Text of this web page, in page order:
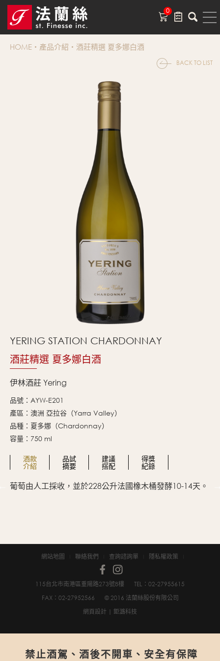
0
HOME 產品介紹 酒莊精選 夏多娜白酒
BACK TO LIST
YERING STATION CHARDONNAY
酒莊精選 夏多娜白酒
伊林酒莊 Yering
品號：AYW-E201
產區：澳洲 亞拉谷（Yarra Valley）
品種：夏多娜（Chardonnay）
容量：750 ml
酒款
介紹
品試
摘要
建議
搭配
得獎
紀錄
葡萄由人工採收，並於228公升法國橡木桶發酵10-14天。
禁止酒駕、酒後不開車、安全有保障
網站地圖 聯絡我們 查詢諮詢單 隱私權政策
115台北市南港區重陽路273號8樓
TEL：02-2795­5615
FAX：02-2795­2566
© 2016 法蘭絲股份有限公司
網頁設計 | 鉅潞科技